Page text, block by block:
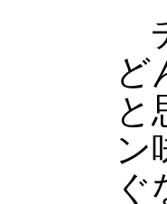
ど
と
ン
ぐ